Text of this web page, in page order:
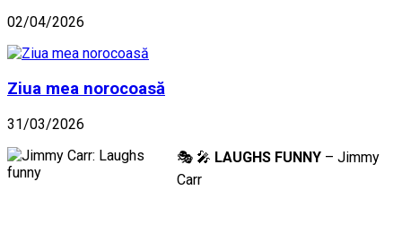
02/04/2026
Ziua mea norocoasă
31/03/2026
🎭 🎤 LAUGHS FUNNY – Jimmy
Carr